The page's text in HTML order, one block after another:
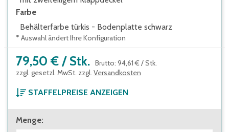
Farbe
Behälterfarbe türkis - Bodenplatte schwarz
* Auswahl ändert Ihre Konfiguration
79,50 € / Stk. Brutto: 94,61 € /Stk.
zzgl. gesetzl. MwSt. zzgl. Versandkosten
STAFFELPREISE ANZEIGEN
ab 1 Stück
79,50 €
Menge: